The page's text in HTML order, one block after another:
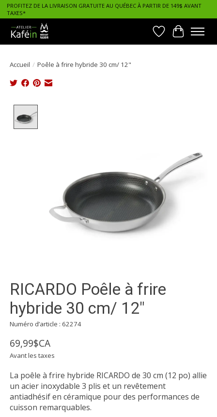
PROFITEZ DE LA LIVRAISON GRATUITE AU QUÉBEC À PARTIR DE 149$ AVANT
TAXES*
Liste dePanier
Accueil / Poêle à frire hybride 30 cm/ 12"
RICARDO Poêle à frire
hybride 30 cm/ 12"
Numéro d’article : 62274
69,99$CA
Avant les taxes
La poêle à frire hybride RICARDO de 30 cm (12 po) allie
un acier inoxydable 3 plis et un revêtement
antiadhésif en céramique pour des performances de
cuisson remarquables.